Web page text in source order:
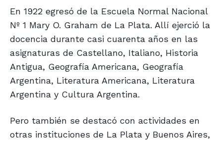
En 1922 egresó de la Escuela Normal Nacional
Nº 1 Mary O. Graham de La Plata. Allí ejerció la
docencia durante casi cuarenta años en las
asignaturas de Castellano, Italiano, Historia
Antigua, Geografía Americana, Geografía
Argentina, Literatura Americana, Literatura
Argentina y Cultura Argentina.
Pero también se destacó con actividades en
otras instituciones de La Plata y Buenos Aires,